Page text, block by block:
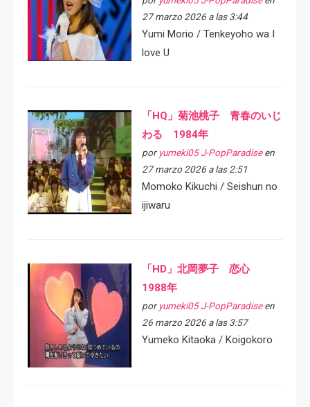
27 marzo 2026 a las 3:44
Yumi Morio / Tenkeyoho wa I
love U
「HQ」菊池桃子 青春のいじ
わる 1984年
por yumeki05 J-PopParadiseen
27 marzo 2026 a las 2:51
Momoko Kikuchi / Seishun no
ijiwaru
「HD」北岡夢子 恋心
1988年
por yumeki05 J-PopParadiseen
26 marzo 2026 a las 3:57
Yumeko Kitaoka / Koigokoro